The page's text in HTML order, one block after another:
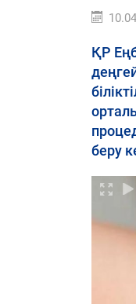
ҚР
беру